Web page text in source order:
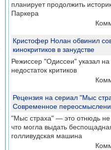
планирует продолжить
Паркера
Кристофер Нолан обвинил
кинокритиков в занудстве
Режиссер "Одиссеи" указал на
недостаток критиков
Рецензия на сериал "Мыс
Современное
"Мыс страха" — это отнюдь не
что могла выдать
голливудская машина